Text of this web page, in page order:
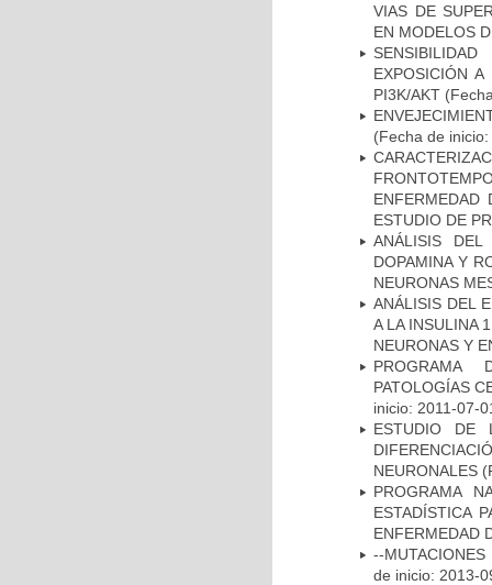
VIAS DE
EN MODELOS
EXPOSICIÓN
PI3K/AKT
(Fecha de
ENFERMEDAD
ESTUDIO DE
ANÁLISIS
DOPAMINA Y
NEURONAS
ANÁLISIS DEL
A LA INSULINA
NEURONAS Y
PROGRAMA
PATOLOGÍAS
inicio: 2011-07-
ESTUDIO DE
NEURONALES
PROGRAMA
ESTADÍSTICA
ENFERMEDAD
--
de inicio: 2013-